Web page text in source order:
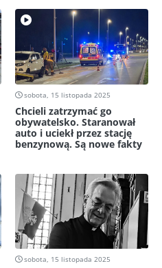
sobota, 15 listopada 2025
Chcieli zatrzymać go
obywatelsko. Staranował
auto i uciekł przez stację
benzynową. Są nowe fakty
sobota, 15 listopada 2025